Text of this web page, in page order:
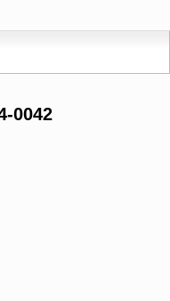
0042